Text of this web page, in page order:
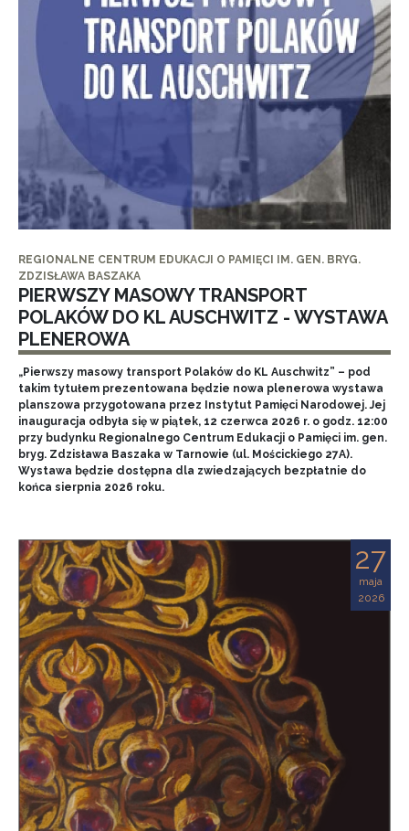
REGIONALNE CENTRUM EDUKACJI O PAMIĘCI IM. GEN. BRYG.
ZDZISŁAWA BASZAKA
PIERWSZY MASOWY TRANSPORT
POLAKÓW DO KL AUSCHWITZ - WYSTAWA
PLENEROWA
„Pierwszy masowy transport Polaków do KL Auschwitz” – pod
takim tytułem prezentowana będzie nowa plenerowa wystawa
planszowa przygotowana przez Instytut Pamięci Narodowej. Jej
inauguracja odbyła się w piątek, 12 czerwca 2026 r. o godz. 12:00
przy budynku Regionalnego Centrum Edukacji o Pamięci im. gen.
bryg. Zdzisława Baszaka w Tarnowie (ul. Mościckiego 27A).
Wystawa będzie dostępna dla zwiedzających bezpłatnie do
końca sierpnia 2026 roku.
27
maja
2026